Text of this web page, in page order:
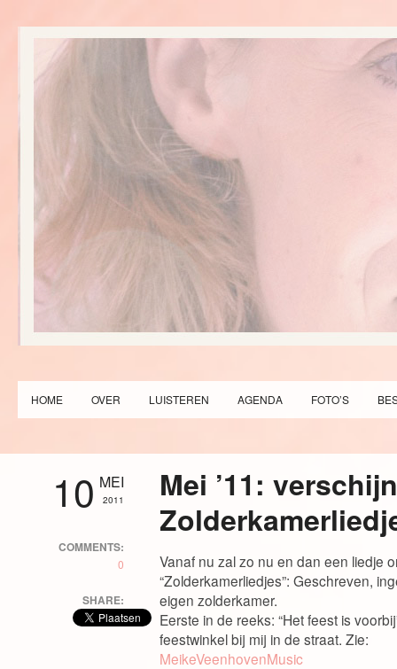
HOME OVER LUISTEREN AGENDA FOTO’S
10 MEI
2011
COMMENTS:
0
SHARE:
Mei ’11:
Vanaf nu zal zo nu en dan een liedje
“Zolderkamerliedjes”: Geschreven,
eigen zolderkamer.
Eerste in de reeks: “Het feest is
feestwinkel bij mij in de straat. Zie:
MeikeVeenhovenMusic